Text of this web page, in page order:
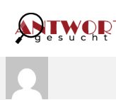
Inhalt
springen